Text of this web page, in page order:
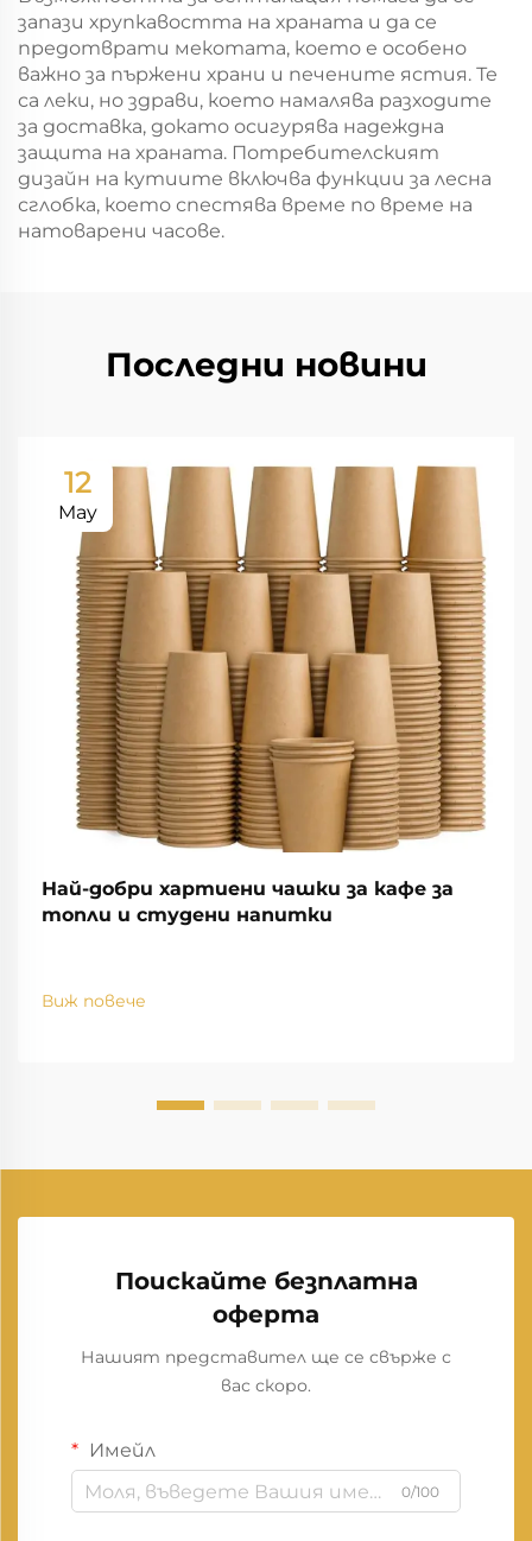
запази хрупкавостта на храната и да се
предотврати мекотата, което е особено
важно за пържени храни и печените ястия. Те
са леки, но здрави, което намалява разходите
за доставка, докато осигурява надеждна
защита на храната. Потребителският
дизайн на кутиите включва функции за лесна
сглобка, което спестява време по време на
натоварени часове.
Последни новини
12
May
Най-добри хартиени чашки за кафе за
топли и студени напитки
Виж повече
Поискайте безплатна
оферта
Нашият представител ще се свърже с
вас скоро.
Имейл
0/100